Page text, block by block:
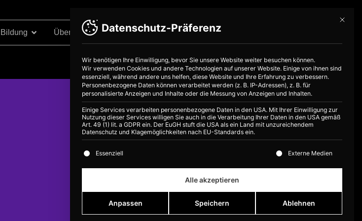
Bildung Über Uns Projekte
Mit
Datenschutz-Präferenz
Wir benötigen Ihre Einwilligung, bevor Sie unsere Website weiter besuchen können.
Wir verwenden Cookies und andere Technologien auf unserer Website. Einige von ihnen sind
essenziell, während andere uns helfen, diese Website und Ihre Erfahrung zu verbessern.
Personenbezogene Daten können verarbeitet werden (z. B. IP-Adressen), z. B. für
personalisierte Anzeigen und Inhalte oder die Messung von Anzeigen und Inhalten.
Einige Services verarbeiten personenbezogene Daten in den USA. Mit Ihrer Einwilligung zur
Nutzung dieser Services willigen Sie auch in die Verarbeitung Ihrer Daten in den USA gemäß
Art. 49 (1) lit. a GDPR ein. Der EuGH stuft die USA als ein Land mit unzureichendem
Datenschutz und Klagemöglichkeiten nach EU-Standards ein.
Es folgt eine Liste der Service-Gruppen, für die eine Einwilligung erteilt
Essenziell Externe Medien
Alle akzeptieren
Anpassen Speichern Ablehnen